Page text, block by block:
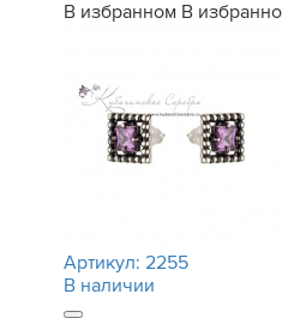
В избранном В
Артикул: 2255
В наличии